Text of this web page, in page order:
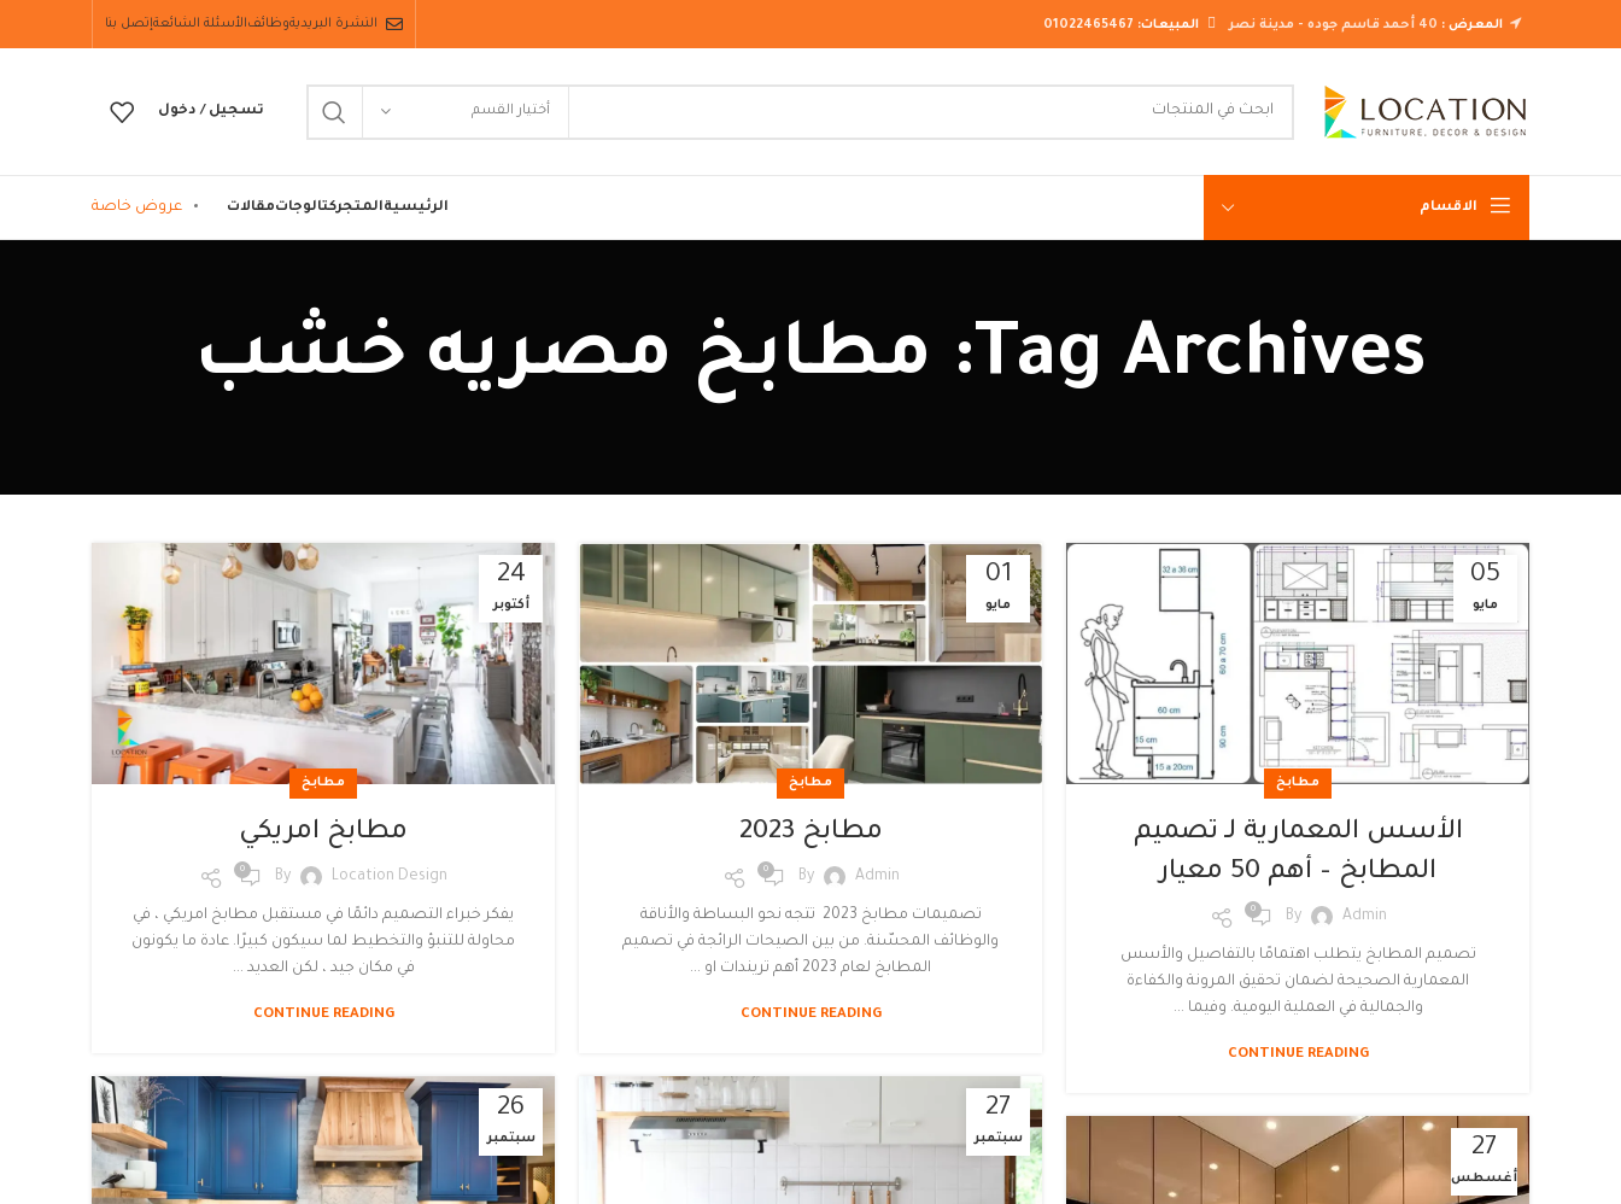
المعرض : المبيعات: 01022465467 النشرة البريديةوظائفالأسئلة الشائعةإتصل بنا
أختيار القسم تسجيل / دخول
الاقسام
غرف نوم مودرن
غرف نوم نيو كلاسيك
الرئيسيةالمتجركتالوجاتمقالات عروض خاصة
Tag Archives: مطابخ مصريه خشب
05
مايو
مطابخ
الأسس المعمارية لـ تصميم
المطابخ – أهم 50 معيار
By Admin
0
تصميم المطابخ يتطلب اهتمامًا بالتفاصيل والأسس
المعمارية الصحيحة لضمان تحقيق المرونة والكفاءة
والجمالية في العملية اليومية. وفيما ...
CONTINUE READING
01
مايو
مطابخ
مطابخ 2023
By Admin
0
تصميمات مطابخ 2023 تتجه نحو البساطة والأناقة
والوظائف المحسّنة. من بين الصيحات الرائجة في تصميم
المطابخ لعام 2023 أهم تريندات او ...
CONTINUE READING
24
أكتوبر
مطابخ
مطابخ امريكي
By Location Design
0
يفكر خبراء التصميم دائمًا في مستقبل مطابخ امريكي ، في
محاولة للتنبؤ والتخطيط لما سيكون كبيرًا. عادة ما يكونون
في مكان جيد ، لكن العديد ...
CONTINUE READING
27
سبتمبر
26
سبتمبر 27
أغسطس